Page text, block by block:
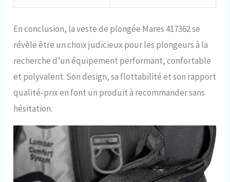
En conclusion, la veste de plongée Mares 417362 se
révèle être un choix judicieux pour les plongeurs à la
recherche d’un équipement performant, confortable
et polyvalent. Son design, sa flottabilité et son rapport
qualité-prix en font un produit à recommander sans
hésitation.